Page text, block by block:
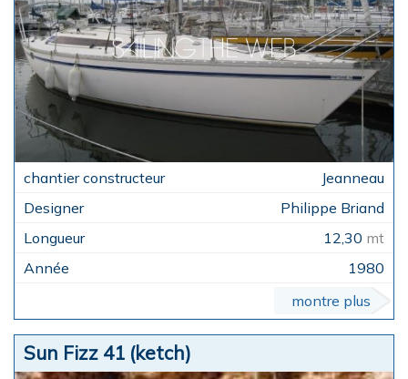
Jeanneau
Philippe Briand
12,30 mt
1980
montre plus
Sun Fizz 41 (ketch)